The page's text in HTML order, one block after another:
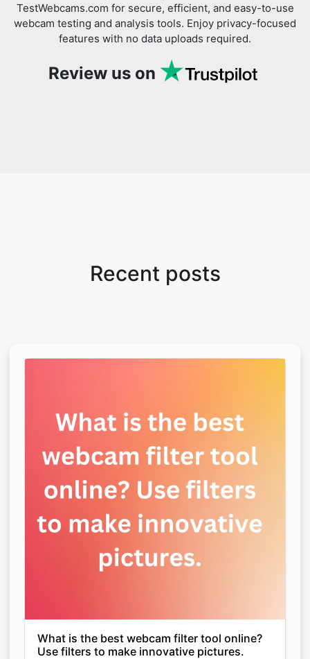
TestWebcams.com for secure, efficient, and easy-to-use
webcam testing and analysis tools. Enjoy privacy-focused
features with no data uploads required.
Review us on
Recent posts
What is the best webcam filter tool online?
Use filters to make innovative pictures.